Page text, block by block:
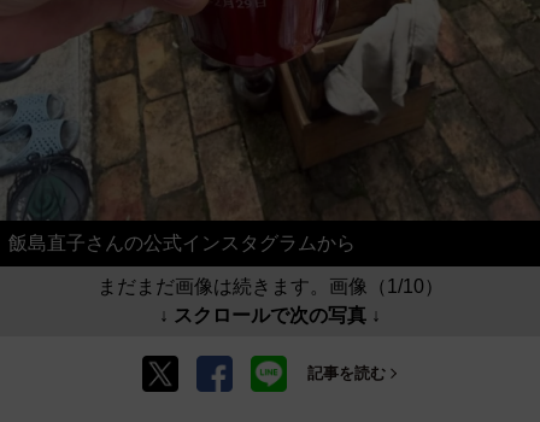
飯島直子さんの公式インスタグラムから
まだまだ画像は続きます。画像（1/10）
↓ スクロールで次の写真 ↓
記事を読む